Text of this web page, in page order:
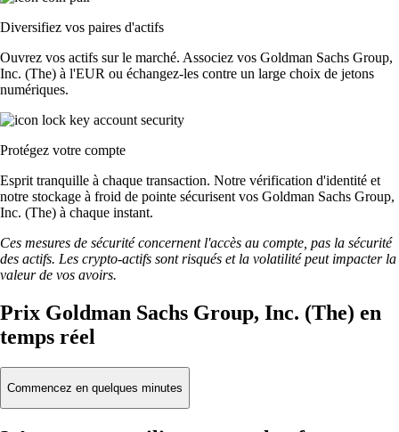
Diversifiez vos paires d'actifs
Ouvrez vos actifs sur le marché. Associez vos Goldman Sachs Group,
Inc. (The) à l'EUR ou échangez-les contre un large choix de jetons
numériques.
Protégez votre compte
Esprit tranquille à chaque transaction. Notre vérification d'identité et
notre stockage à froid de pointe sécurisent vos Goldman Sachs Group,
Inc. (The) à chaque instant.
Ces mesures de sécurité concernent l'accès au compte, pas la sécurité
des actifs. Les crypto-actifs sont risqués et la volatilité peut impacter la
valeur de vos avoirs.
Prix Goldman Sachs Group, Inc. (The) en
temps réel
Commencez en quelques minutes